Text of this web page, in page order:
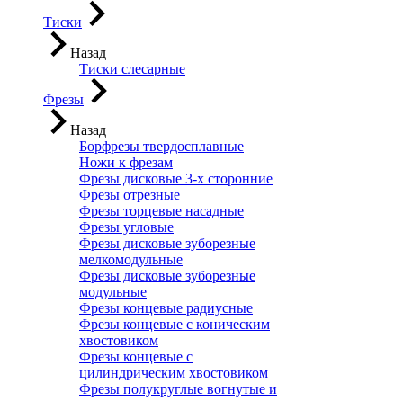
Тиски
Назад
Тиски слесарные
Фрезы
Назад
Борфрезы твердосплавные
Ножи к фрезам
Фрезы дисковые 3-х сторонние
Фрезы отрезные
Фрезы торцевые насадные
Фрезы угловые
Фрезы дисковые зуборезные
мелкомодульные
Фрезы дисковые зуборезные
модульные
Фрезы концевые радиусные
Фрезы концевые с коническим
хвостовиком
Фрезы концевые с
цилиндрическим хвостовиком
Фрезы полукруглые вогнутые и